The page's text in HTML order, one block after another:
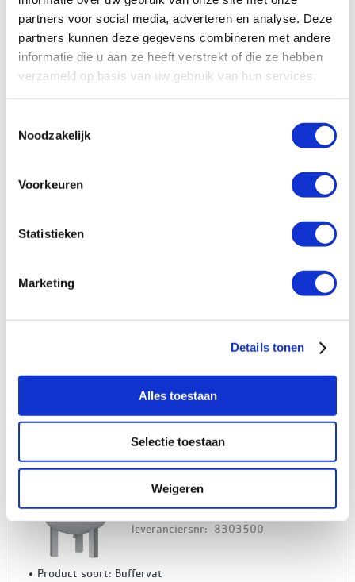
partners voor social media, adverteren en analyse. Deze
partners kunnen deze gegevens combineren met andere
informatie die u aan ze heeft verstrekt of die ze hebben
verzameld op basis van uw gebruik van hun services.
Noodzakelijk
Voorkeuren
Statistieken
Marketing
Details tonen
Alles toestaan
Selectie toestaan
Weigeren
Product soort: Buffervat
Serie: V-serie
Kleur: Grijs
Hoogte: 360 mm
Aansluitmaat: 3/4"
Bruto per stuk
Reflex V buffervat 40 liter, 10 bar,
Log in voor jouw prijs
(max) 110°C, 1", grijs
artikelnr: 1270616
leveranciersnr: 8303500
Product soort: Buffervat